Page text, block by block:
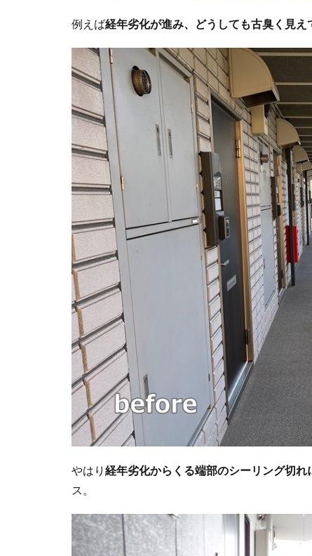
例えば経年劣化が進み、どうしても古臭く見え
やはり 経年劣化からくる端部のシーリング切れ
ス。